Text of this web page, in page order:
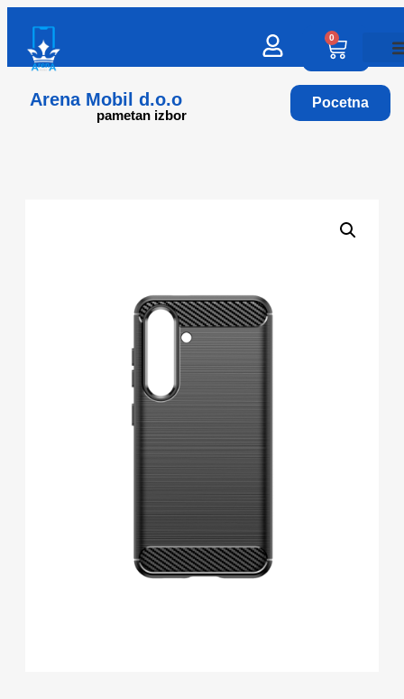
Arena Mobil d.o.o
pametan izbor
0
Pocetna